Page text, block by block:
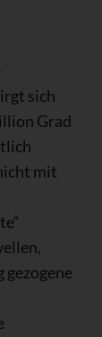
sich
Grad
mit
gezogene